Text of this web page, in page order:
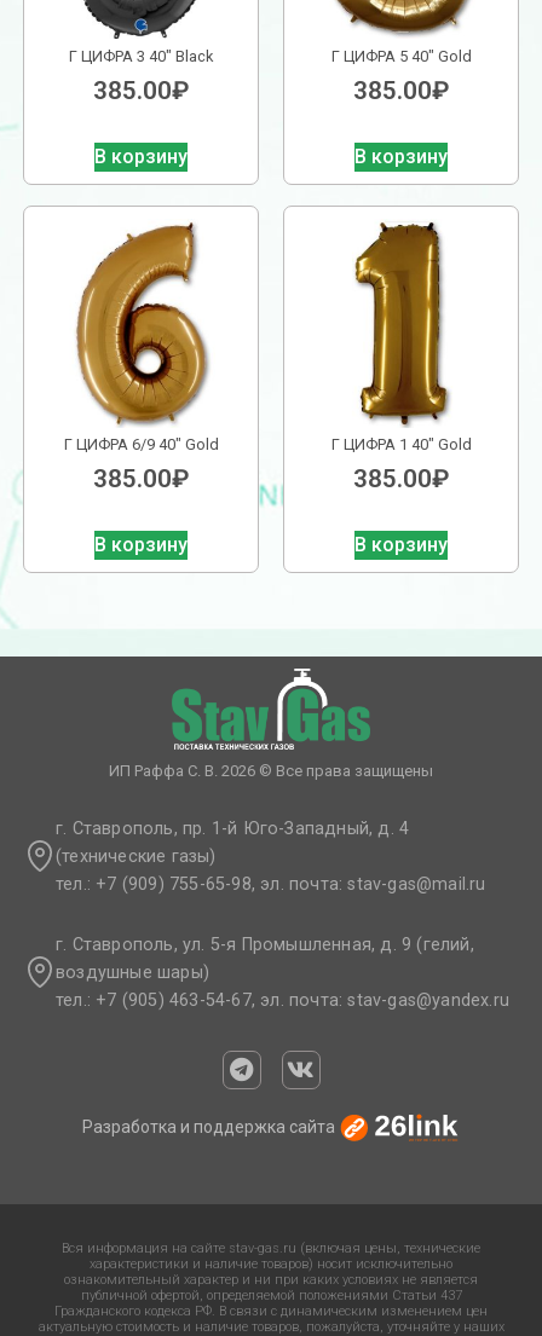
Г ЦИФРА 3 40″ Black
385.00₽
В корзину
Г ЦИФРА 5 40″ Gold
385.00₽
В корзину
Г ЦИФРА 6/9 40″ Gold
385.00₽
В корзину
Г ЦИФРА 1 40″ Gold
385.00₽
В корзину
ИП Раффа С. В. 2026 © Все права защищены
г. Ставрополь, пр. 1-й Юго-Западный, д. 4
(технические газы)
тел.: +7 (909) 755-65-98, эл. почта: stav-gas@mail.ru​
г. Ставрополь, ул. 5-я Промышленная, д. 9 (гелий,
воздушные шары)
тел.: +7 (905) 463-54-67, эл. почта: stav-gas@yandex.ru​
Разработка и поддержка сайта
Вся информация на сайте stav-gas.ru (включая цены, технические
характеристики и наличие товаров) носит исключительно
ознакомительный характер и ни при каких условиях не является
публичной офертой, определяемой положениями Статьи 437
Гражданского кодекса РФ. В связи с динамическим изменением цен
актуальную стоимость и наличие товаров, пожалуйста, уточняйте у наших